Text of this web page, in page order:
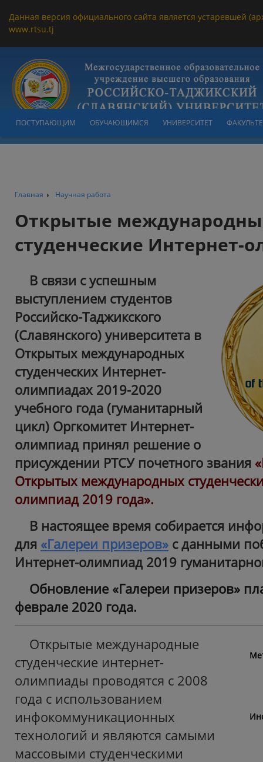
Данная версия официального сайта является устаревшей
www.rtsu.tj
ПОСТУПАЮЩИМ ОБУЧАЮЩИМСЯ УНИВЕРСИТЕТ
Главная Научная работа
Открытые
студенческие Интернет-
В связи с успешным
выступлением студентов
Российско-Таджикского
(Славянского) университета в
Открытых международных
студенческих Интернет-
олимпиадах 2019-2020
учебного года (гуманитарный
цикл) Оргкомитет Интернет-
олимпиад принял решение о
присуждении РТСУ почетного звания
Открытых международных
олимпиад 2019 года».
В настоящее время собирается
для «Галереи призеров» с данными
Интернет-олимпиад 2019
Обновление «Галереи призеров»
феврале 2020 года.
Открытые международные
студенческие интернет-
олимпиады проводятся с 2008
года с использованием
инфокоммуникационных
технологий и являются самыми
массовыми студенческими